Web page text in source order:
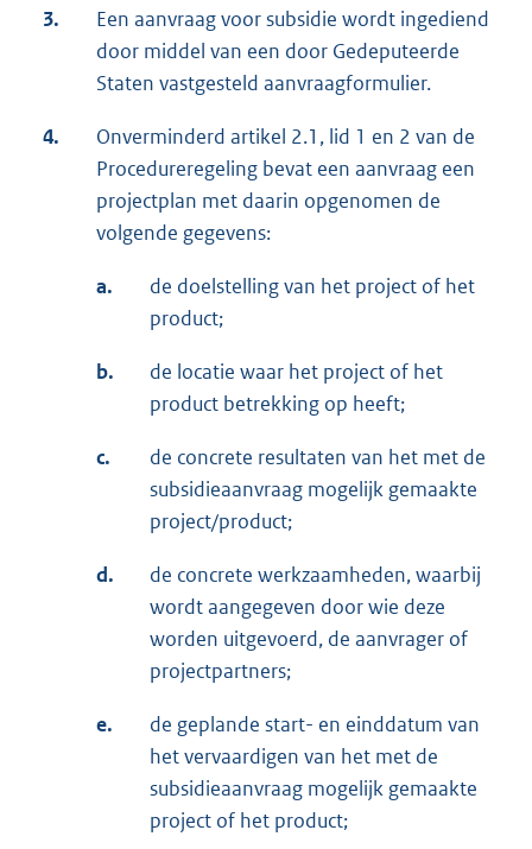
3.
Een aanvraag voor subsidie wordt ingediend
door middel van een door Gedeputeerde
Staten vastgesteld aanvraagformulier.
4.
Onverminderd artikel 2.1, lid 1 en 2 van de
Procedureregeling bevat een aanvraag een
projectplan met daarin opgenomen de
volgende gegevens:
a.
de doelstelling van het project of het
product;
b.
de locatie waar het project of het
product betrekking op heeft;
c.
de concrete resultaten van het met de
subsidieaanvraag mogelijk gemaakte
project/product;
d.
de concrete werkzaamheden, waarbij
wordt aangegeven door wie deze
worden uitgevoerd, de aanvrager of
projectpartners;
e.
de geplande start- en einddatum van
het vervaardigen van het met de
subsidieaanvraag mogelijk gemaakte
project of het product;